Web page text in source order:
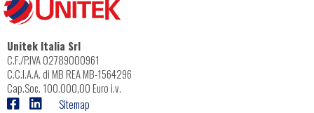
Unitek Italia Srl
C.F./P.IVA 02789000961
C.C.I.A.A. di MB REA MB-1564296
Cap.Soc. 100.000,00 Euro i.v.
Sitemap